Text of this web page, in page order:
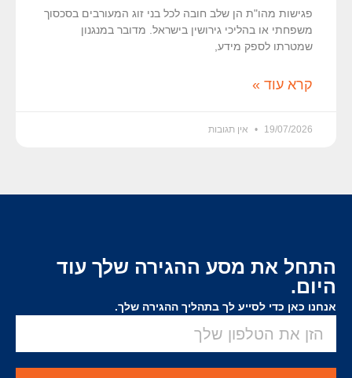
פגישות מהו"ת הן שלב חובה לכל בני זוג המעורבים בסכסוך
משפחתי או בהליכי גירושין בישראל. מדובר במנגנון
שמטרתו לספק מידע,
קרא עוד »
19/07/2026 אין תגובות
התחל את מסע ההגירה שלך עוד
היום.
אנחנו כאן כדי לסייע לך בתהליך ההגירה שלך.